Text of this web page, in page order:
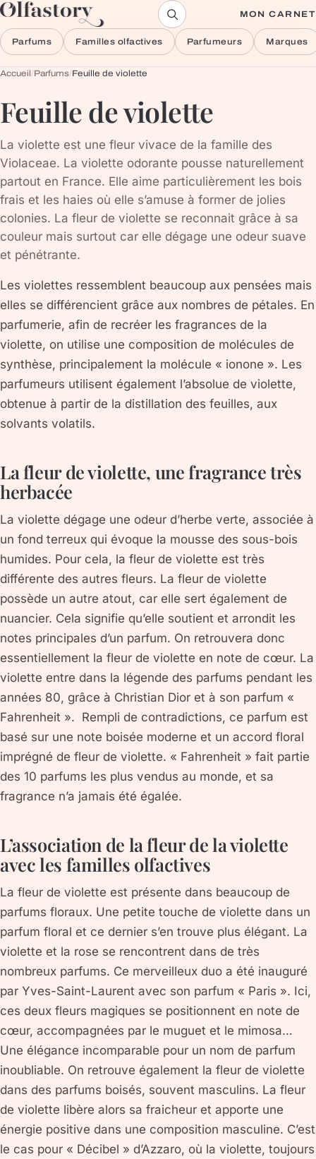
Aller au contenu MON CARNET
Parfums Familles olfactives Parfumeurs Marques
Accueil/Parfums/Feuille de violette
Feuille de violette
La violette est une fleur vivace de la famille des
Violaceae. La violette odorante pousse naturellement
partout en France. Elle aime particulièrement les bois
frais et les haies où elle s’amuse à former de jolies
colonies. La fleur de violette se reconnait grâce à sa
couleur mais surtout car elle dégage une odeur suave
et pénétrante.
Les violettes ressemblent beaucoup aux pensées mais
elles se différencient grâce aux nombres de pétales. En
parfumerie, afin de recréer les fragrances de la
violette, on utilise une composition de molécules de
synthèse, principalement la molécule « ionone ». Les
parfumeurs utilisent également l’absolue de violette,
obtenue à partir de la distillation des feuilles, aux
solvants volatils.
La fleur de violette, une fragrance très
herbacée
La violette dégage une odeur d’herbe verte, associée à
un fond terreux qui évoque la mousse des sous-bois
humides. Pour cela, la fleur de violette est très
différente des autres fleurs. La fleur de violette
possède un autre atout, car elle sert également de
nuancier. Cela signifie qu’elle soutient et arrondit les
notes principales d’un parfum. On retrouvera donc
essentiellement la fleur de violette en note de cœur. La
violette entre dans la légende des parfums pendant les
années 80, grâce à Christian Dior et à son parfum «
Fahrenheit ». Rempli de contradictions, ce parfum est
basé sur une note boisée moderne et un accord floral
imprégné de fleur de violette. « Fahrenheit » fait partie
des 10 parfums les plus vendus au monde, et sa
fragrance n’a jamais été égalée.
L’association de la fleur de la violette
avec les familles olfactives
La fleur de violette est présente dans beaucoup de
parfums floraux. Une petite touche de violette dans un
parfum floral et ce dernier s’en trouve plus élégant. La
violette et la rose se rencontrent dans de très
nombreux parfums. Ce merveilleux duo a été inauguré
par Yves-Saint-Laurent avec son parfum « Paris ». Ici,
ces deux fleurs magiques se positionnent en note de
cœur, accompagnées par le muguet et le mimosa…
Une élégance incomparable pour un nom de parfum
inoubliable. On retrouve également la fleur de violette
dans des parfums boisés, souvent masculins. La fleur
de violette libère alors sa fraicheur et apporte une
énergie positive dans une composition masculine. C’est
le cas pour « Décibel » d’Azzaro, où la violette, toujours